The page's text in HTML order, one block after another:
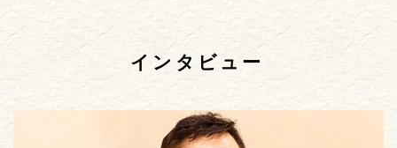
インタビュー